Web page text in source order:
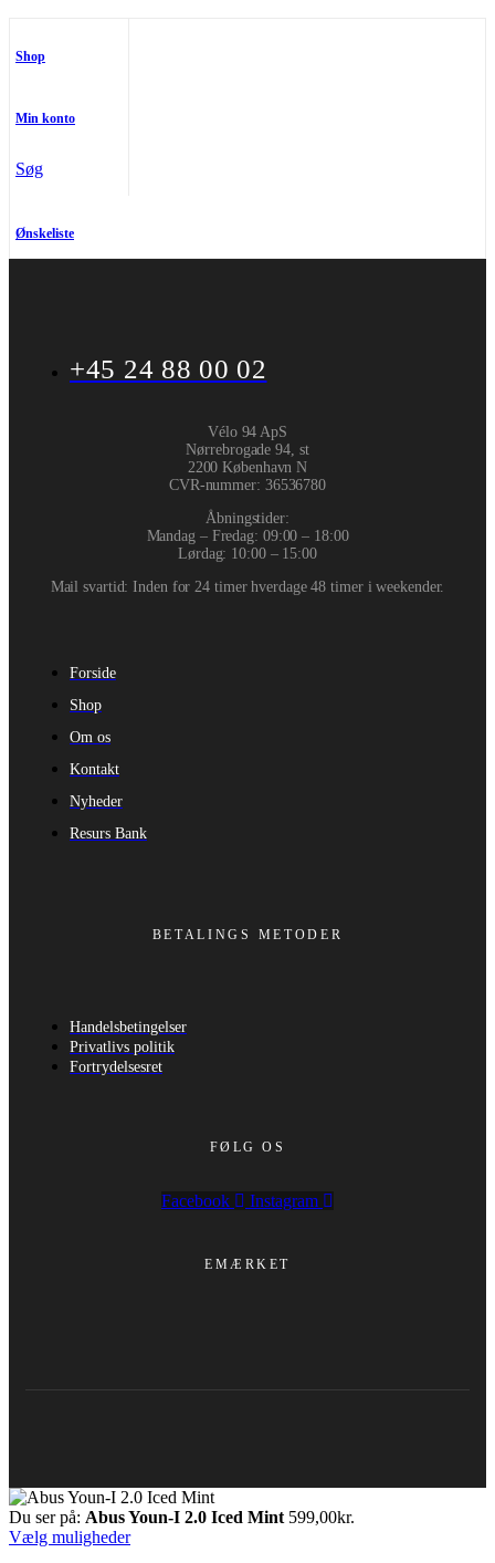
Shop
Min konto
Søg
Ønskeliste
+45 24 88 00 02
Vélo 94 ApS
Nørrebrogade 94, st
2200 København N
CVR-nummer: 36536780
Åbningstider:
Mandag – Fredag: 09:00 – 18:00
Lørdag: 10:00 – 15:00
Mail svartid: Inden for 24 timer hverdage 48 timer i weekender.
Forside
Shop
Om os
Kontakt
Nyheder
Resurs Bank
BETALINGS METODER
Handelsbetingelser
Privatlivs politik
Fortrydelsesret
FØLG OS
Facebook Instagram
EMÆRKET
Du ser på: Abus Youn-I 2.0 Iced Mint 599,00kr.
Vælg muligheder